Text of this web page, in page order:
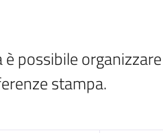
è possibile
stampa.